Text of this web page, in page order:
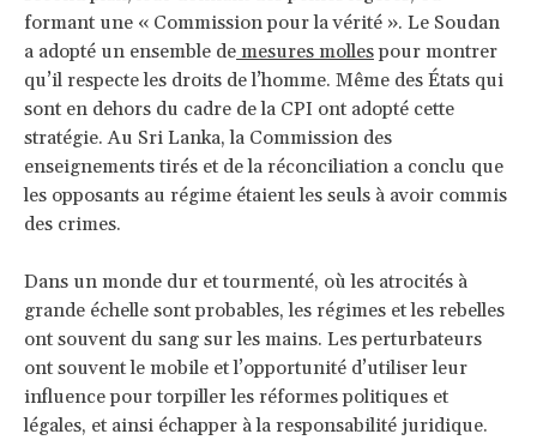
formant une « Commission pour la vérité ». Le Soudan
a adopté un ensemble de mesures mollespour montrer
qu’il respecte les droits de l’homme. Même des États qui
sont en dehors du cadre de la CPI ont adopté cette
stratégie. Au Sri Lanka, la Commission des
enseignements tirés et de la réconciliation a conclu que
les opposants au régime étaient les seuls à avoir commis
des crimes.
Dans un monde dur et tourmenté, où les atrocités à
grande échelle sont probables, les régimes et les rebelles
ont souvent du sang sur les mains. Les perturbateurs
ont souvent le mobile et l’opportunité d’utiliser leur
influence pour torpiller les réformes politiques et
légales, et ainsi échapper à la responsabilité juridique.